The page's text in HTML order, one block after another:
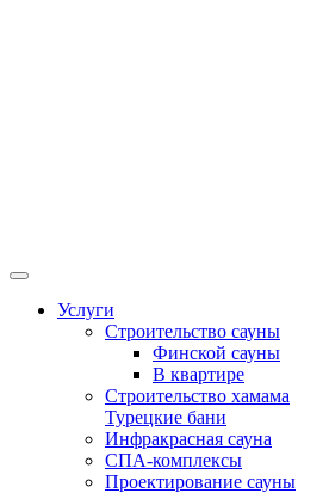
Услуги
Строительство сауны
Финской сауны
В квартире
Строительство хамама
Турецкие бани
Инфракрасная сауна
СПА-комплексы
Проектирование сауны